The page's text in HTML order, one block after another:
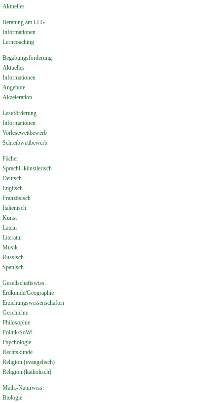
Aktuelles
Beratung am LLG
Informationen
Lerncoaching
Begabungsförderung
Aktuelles
Informationen
Angebote
Akzeleration
Leseförderung
Informationen
Vorlesewettbewerb
Schreibwettbewerb
Fächer
Sprachl.-künstlerisch
Deutsch
Englisch
Französisch
Italienisch
Kunst
Latein
Literatur
Musik
Russisch
Spanisch
Gesellschaftswiss.
Erdkunde/Geographie
Erziehungswissenschaften
Geschichte
Philosophie
Politik/SoWi
Psychologie
Rechtskunde
Religion (evangelisch)
Religion (katholisch)
Math.-Naturwiss.
Biologie